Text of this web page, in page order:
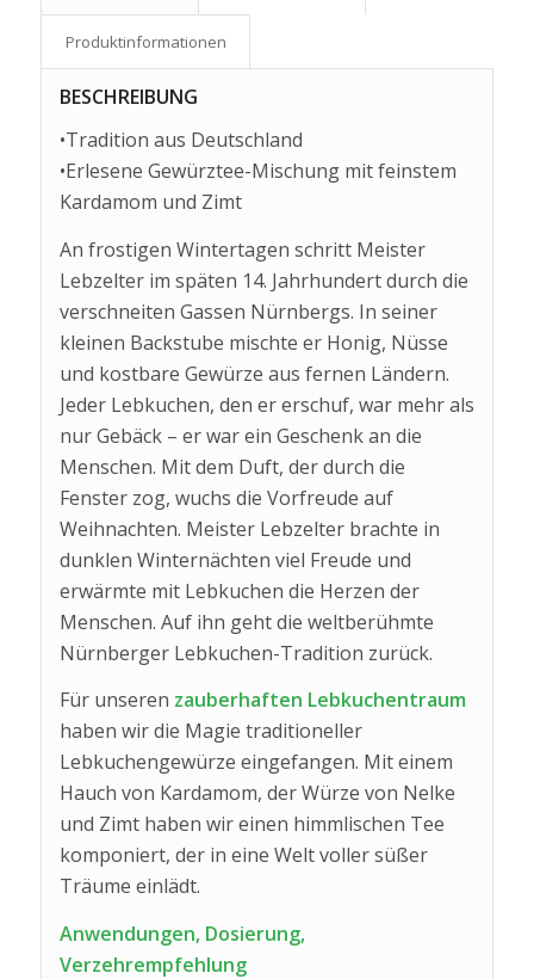
Produkt­informationen
BESCHREIBUNG
•Tradition aus Deutschland
•Erlesene Gewürztee-Mischung mit feinstem
Kardamom und Zimt
An frostigen Wintertagen schritt Meister
Lebzelter im späten 14. Jahrhundert durch die
verschneiten Gassen Nürnbergs. In seiner
kleinen Backstube mischte er Honig, Nüsse
und kostbare Gewürze aus fernen Ländern.
Jeder Lebkuchen, den er erschuf, war mehr als
nur Gebäck – er war ein Geschenk an die
Menschen. Mit dem Duft, der durch die
Fenster zog, wuchs die Vorfreude auf
Weihnachten. Meister Lebzelter brachte in
dunklen Winternächten viel Freude und
erwärmte mit Lebkuchen die Herzen der
Menschen. Auf ihn geht die weltberühmte
Nürnberger Lebkuchen-Tradition zurück.
Für unseren zauberhaften Lebkuchentraum
haben wir die Magie traditioneller
Lebkuchengewürze eingefangen. Mit einem
Hauch von Kardamom, der Würze von Nelke
und Zimt haben wir einen himmlischen Tee
komponiert, der in eine Welt voller süßer
Träume einlädt.
Anwendungen, Dosierung,
Verzehrempfehlung